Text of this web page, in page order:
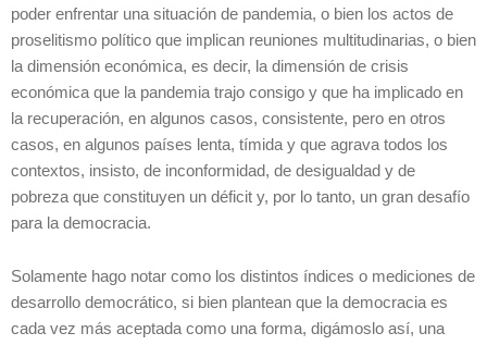
poder enfrentar una situación de pandemia, o bien los actos de
proselitismo político que implican reuniones multitudinarias, o bien
la dimensión económica, es decir, la dimensión de crisis
económica que la pandemia trajo consigo y que ha implicado en
la recuperación, en algunos casos, consistente, pero en otros
casos, en algunos países lenta, tímida y que agrava todos los
contextos, insisto, de inconformidad, de desigualdad y de
pobreza que constituyen un déficit y, por lo tanto, un gran desafío
para la democracia.
Solamente hago notar como los distintos índices o mediciones de
desarrollo democrático, si bien plantean que la democracia es
cada vez más aceptada como una forma, digámoslo así, una